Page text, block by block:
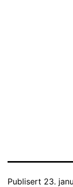
Publisert 23.